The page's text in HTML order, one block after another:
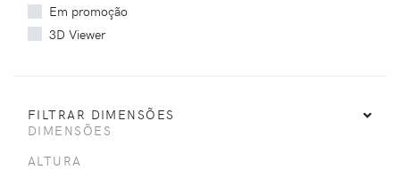
Em promoção
3D Viewer
FILTRAR DIMENSÕES
DIMENSÕES
ALTURA